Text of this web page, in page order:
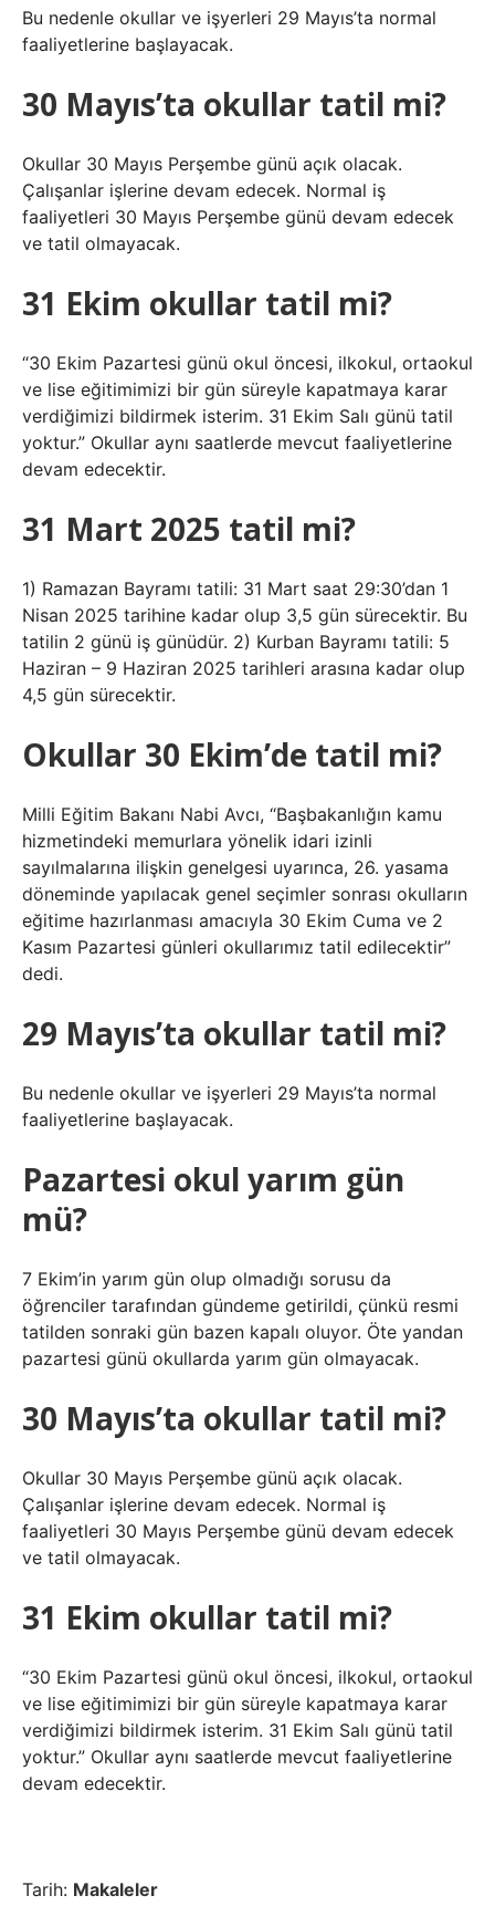
Bu nedenle okullar ve işyerleri 29 Mayıs’ta normal
faaliyetlerine başlayacak.
30 Mayıs’ta okullar tatil mi?
Okullar 30 Mayıs Perşembe günü açık olacak.
Çalışanlar işlerine devam edecek. Normal iş
faaliyetleri 30 Mayıs Perşembe günü devam edecek
ve tatil olmayacak.
31 Ekim okullar tatil mi?
“30 Ekim Pazartesi günü okul öncesi, ilkokul, ortaokul
ve lise eğitimimizi bir gün süreyle kapatmaya karar
verdiğimizi bildirmek isterim. 31 Ekim Salı günü tatil
yoktur.” Okullar aynı saatlerde mevcut faaliyetlerine
devam edecektir.
31 Mart 2025 tatil mi?
1) Ramazan Bayramı tatili: 31 Mart saat 29:30’dan 1
Nisan 2025 tarihine kadar olup 3,5 gün sürecektir. Bu
tatilin 2 günü iş günüdür. 2) Kurban Bayramı tatili: 5
Haziran – 9 Haziran 2025 tarihleri ​​arasına kadar olup
4,5 gün sürecektir.
Okullar 30 Ekim’de tatil mi?
Milli Eğitim Bakanı Nabi Avcı, “Başbakanlığın kamu
hizmetindeki memurlara yönelik idari izinli
sayılmalarına ilişkin genelgesi uyarınca, 26. yasama
döneminde yapılacak genel seçimler sonrası okulların
eğitime hazırlanması amacıyla 30 Ekim Cuma ve 2
Kasım Pazartesi günleri okullarımız tatil edilecektir”
dedi.
29 Mayıs’ta okullar tatil mi?
Bu nedenle okullar ve işyerleri 29 Mayıs’ta normal
faaliyetlerine başlayacak.
Pazartesi okul yarım gün
mü?
7 Ekim’in yarım gün olup olmadığı sorusu da
öğrenciler tarafından gündeme getirildi, çünkü resmi
tatilden sonraki gün bazen kapalı oluyor. Öte yandan
pazartesi günü okullarda yarım gün olmayacak.
30 Mayıs’ta okullar tatil mi?
Okullar 30 Mayıs Perşembe günü açık olacak.
Çalışanlar işlerine devam edecek. Normal iş
faaliyetleri 30 Mayıs Perşembe günü devam edecek
ve tatil olmayacak.
31 Ekim okullar tatil mi?
“30 Ekim Pazartesi günü okul öncesi, ilkokul, ortaokul
ve lise eğitimimizi bir gün süreyle kapatmaya karar
verdiğimizi bildirmek isterim. 31 Ekim Salı günü tatil
yoktur.” Okullar aynı saatlerde mevcut faaliyetlerine
devam edecektir.
Tarih: Makaleler